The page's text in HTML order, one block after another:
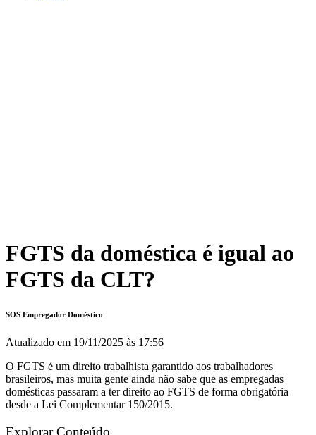
FGTS da doméstica é igual ao
FGTS da CLT?
SOS Empregador Doméstico
Atualizado em 19/11/2025 às 17:56
O FGTS é um direito trabalhista garantido aos trabalhadores
brasileiros, mas muita gente ainda não sabe que as empregadas
domésticas passaram a ter direito ao FGTS de forma obrigatória
desde a Lei Complementar 150/2015.